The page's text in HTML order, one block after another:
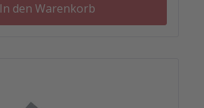
In den Warenkorb